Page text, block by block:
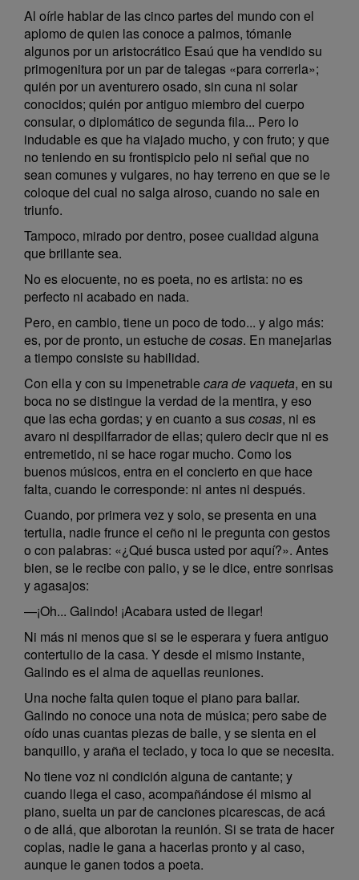
Al oírle hablar de las cinco partes del mundo con el
aplomo de quien las conoce a palmos, tómanle
algunos por un aristocrático Esaú que ha vendido su
primogenitura por un par de talegas «para correrla»;
quién por un aventurero osado, sin cuna ni solar
conocidos; quién por antiguo miembro del cuerpo
consular, o diplomático de segunda fila... Pero lo
indudable es que ha viajado mucho, y con fruto; y que
no teniendo en su frontispicio pelo ni señal que no
sean comunes y vulgares, no hay terreno en que se le
coloque del cual no salga airoso, cuando no sale en
triunfo.
Tampoco, mirado por dentro, posee cualidad alguna
que brillante sea.
No es elocuente, no es poeta, no es artista: no es
perfecto ni acabado en nada.
Pero, en cambio, tiene un poco de todo... y algo más:
es, por de pronto, un estuche de cosas. En manejarlas
a tiempo consiste su habilidad.
Con ella y con su impenetrable cara de vaqueta, en su
boca no se distingue la verdad de la mentira, y eso
que las echa gordas; y en cuanto a suscosas, ni es
avaro ni despilfarrador de ellas; quiero decir que ni es
entremetido, ni se hace rogar mucho. Como los
buenos músicos, entra en el concierto en que hace
falta, cuando le corresponde: ni antes ni después.
Cuando, por primera vez y solo, se presenta en una
tertulia, nadie frunce el ceño ni le pregunta con gestos
o con palabras: «¿Qué busca usted por aquí?». Antes
bien, se le recibe con palio, y se le dice, entre sonrisas
y agasajos:
—¡Oh... Galindo! ¡Acabara usted de llegar!
Ni más ni menos que si se le esperara y fuera antiguo
contertulio de la casa. Y desde el mismo instante,
Galindo es el alma de aquellas reuniones.
Una noche falta quien toque el piano para bailar.
Galindo no conoce una nota de música; pero sabe de
oído unas cuantas piezas de baile, y se sienta en el
banquillo, y araña el teclado, y toca lo que se necesita.
No tiene voz ni condición alguna de cantante; y
cuando llega el caso, acompañándose él mismo al
piano, suelta un par de canciones picarescas, de acá
o de allá, que alborotan la reunión. Si se trata de hacer
coplas, nadie le gana a hacerlas pronto y al caso,
aunque le ganen todos a poeta.